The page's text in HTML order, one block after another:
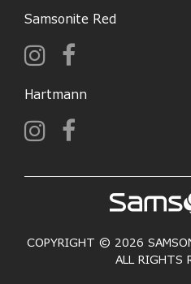
Samsonite Red
Hartmann
COPYRIGHT © 2026
ALL RIGHTS